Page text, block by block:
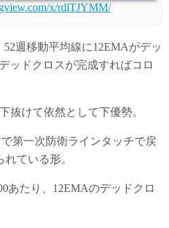
x/rdlTJYMM/
週移動平均線に12EMAがデッ
ッドクロスが完成すればコロ
抜けて依然として下優勢。
第一次防衛ラインタッチで戻
ている形。
あたり、12EMAのデッドクロ